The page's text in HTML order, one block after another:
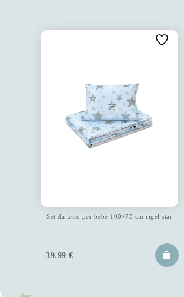
Set da letto per bebè 100×75 cm rigel star
39.99 €